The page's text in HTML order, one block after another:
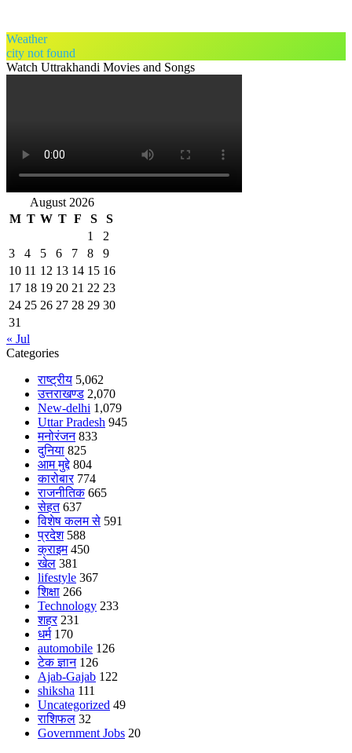
Weather
city not found
Watch Uttrakhandi Movies and Songs
August 2026
M T W T F S
S
1
2
3
4 5 6 7 8
9
10 11 12 13 14 15 16
17 18 19 20 21 22 23
24 25 26 27 28 29 30
31
« Jul
Categories
राष्ट्रीय 5,062
उत्तराखण्ड 2,070
New-delhi 1,079
Uttar Pradesh 945
मनोरंजन 833
दुनिया 825
आम मुद्दे 804
कारोबार 774
राजनीतिक 665
सेहत 637
विशेष कलम से 591
प्रदेश 588
क्राइम 450
खेल 381
lifestyle 367
शिक्षा 266
Technology 233
शहर 231
धर्म 170
automobile 126
टेक ज्ञान 126
Ajab-Gajab 122
shiksha 111
Uncategorized 49
राशिफल 32
Government Jobs 20